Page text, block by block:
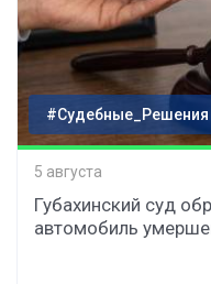
#Судебные_Решения
5 августа
Губахинский суд
автомобиль